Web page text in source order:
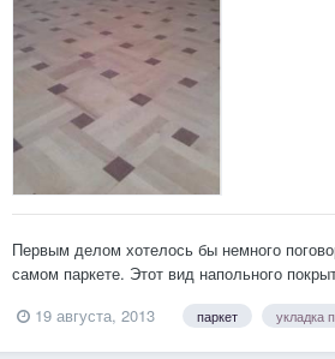
Первым делом хотелось бы немного
самом паркете. Этот вид напольного
напольного покрытия показал себя
19 августа, 2013 паркет укладка